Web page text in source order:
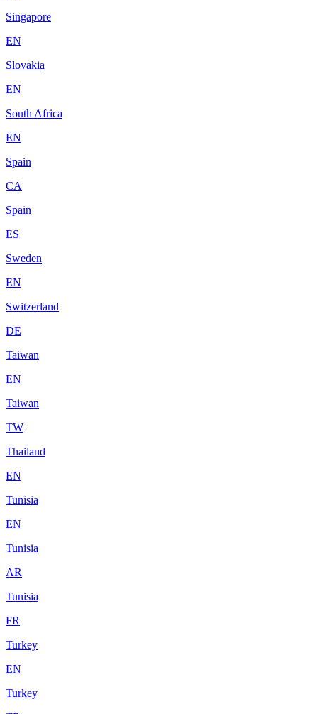
Singapore
EN
Slovakia
EN
South Africa
EN
Spain
CA
Spain
ES
Sweden
EN
Switzerland
DE
Taiwan
EN
Taiwan
TW
Thailand
EN
Tunisia
EN
Tunisia
AR
Tunisia
FR
Turkey
EN
Turkey